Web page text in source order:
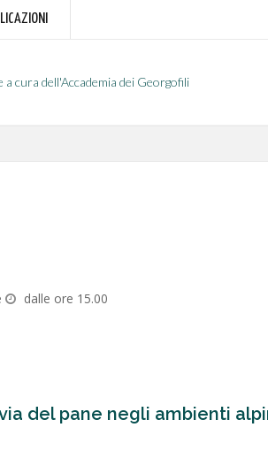
cura dell'Accademia dei Georgofili
dalle ore 15.00
del pane negli ambienti